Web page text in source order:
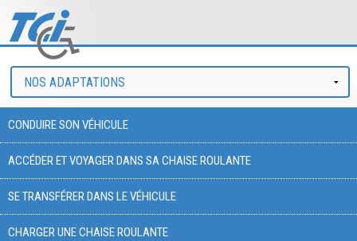
CONDUIRE SON VÉHICULE
ACCÉDER ET VOYAGER DANS SA CHAISE ROULANTE
SE TRANSFÉRER DANS LE VÉHICULE
CHARGER UNE CHAISE ROULANTE